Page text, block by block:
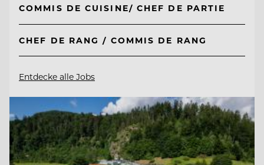
COMMIS DE CUISINE/ CHEF DE PARTIE
CHEF DE RANG / COMMIS DE RANG
Entdecke alle Jobs